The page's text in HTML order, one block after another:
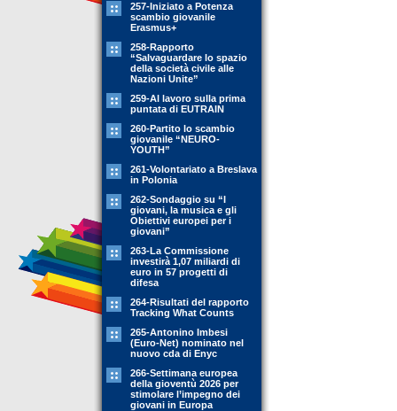
257-Iniziato a Potenza
scambio giovanile
Erasmus+
258-Rapporto
“Salvaguardare lo spazio
della società civile alle
Nazioni Unite”
259-Al lavoro sulla prima
puntata di EUTRAIN
260-Partito lo scambio
giovanile “NEURO-
YOUTH”
261-Volontariato a Breslava
in Polonia
262-Sondaggio su “I
giovani, la musica e gli
Obiettivi europei per i
giovani”
263-La Commissione
investirà 1,07 miliardi di
euro in 57 progetti di
difesa
264-Risultati del rapporto
Tracking What Counts
265-Antonino Imbesi
(Euro-Net) nominato nel
nuovo cda di Enyc
266-Settimana europea
della gioventù 2026 per
stimolare l’impegno dei
giovani in Europa